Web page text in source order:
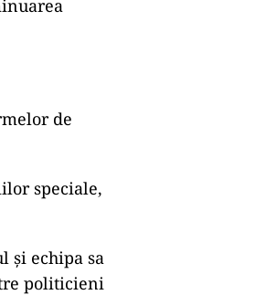
de
speciale,
și echipa sa
politicieni